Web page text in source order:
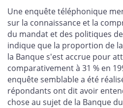
Une enquête téléphonique
sur la connaissance et la
du mandat et des politiques
indique que la proportion de
la Banque s'est accrue pour
comparativement à 31 % en
enquête semblable a été
répondants ont dit avoir
chose au sujet de la Banque